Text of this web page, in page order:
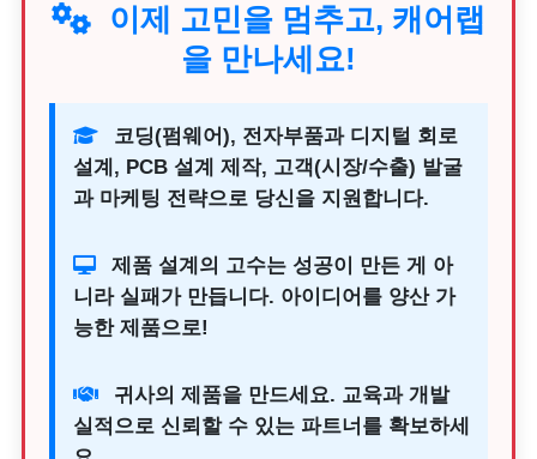
이제 고민을 멈추고, 캐어랩
을 만나세요!
코딩(펌웨어), 전자부품과 디지털 회로
설계, PCB 설계 제작, 고객(시장/수출) 발굴
과 마케팅 전략으로 당신을 지원합니다.
제품 설계의 고수는 성공이 만든 게 아
니라 실패가 만듭니다. 아이디어를 양산 가
능한 제품으로!
귀사의 제품을 만드세요. 교육과 개발
실적으로 신뢰할 수 있는 파트너를 확보하세